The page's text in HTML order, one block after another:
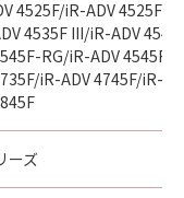
rights set
Canon
Ohta-ku,
とは、
トウェア」を
4525F/iR-ADV 4525F
4535F III/iR-ADV
RG/iR-ADV 4545F
iR-ADV 4745F/iR-
ーズ